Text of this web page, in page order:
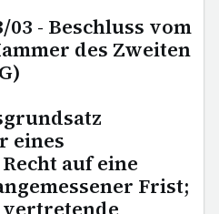
03 - Beschluss vom
des Zweiten
eines
auf eine
Frist;